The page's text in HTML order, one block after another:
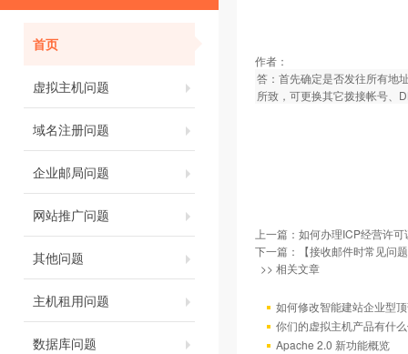
首页
虚拟主机问题
域名注册问题
企业邮局问题
网站推广问题
其他问题
主机租用问题
数据库问题
作者：
答：首先确定是否发往所有地
所致，可更换其它拨接帐号、
上一篇： 如何办理ICP经营许可
下一篇：
【接收邮件时常见问
>> 相关文章
如何修改智能建站企业型
你们的虚拟主机产品有什
Apache 2.0 新功能概览